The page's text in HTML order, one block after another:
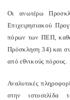
Οι ανωτέρω
Επιχειρησιακού
πόρων των ΠΕΠ,
Πρόσκληση 34) και
από εθνικούς πόρους.
Αναλυτικές
στην ιστοσελίδα